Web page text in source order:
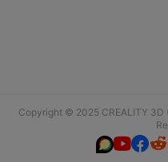
Copyright © 2025 CREALITY 3D
